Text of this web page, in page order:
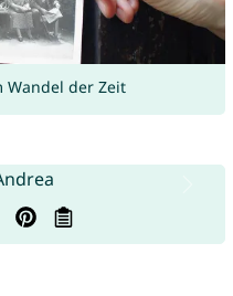
Wandel der Zeit